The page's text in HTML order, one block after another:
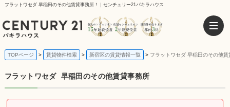
フラットワセダ 早稲田のその他賃貸事務所！｜センチュリー21パキラハウス
TOPページ 賃貸物件検索 新宿区の賃貸情報一覧 フラットワセダ 早稲田のその他賃
フラットワセダ 早稲田のその他賃貸事務所